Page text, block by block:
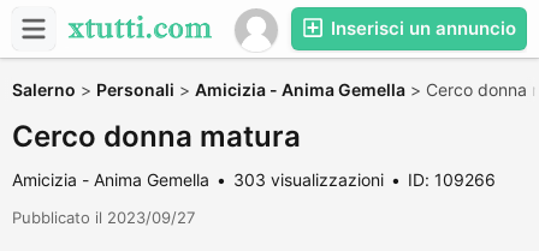
Inserisci un annuncio
Salerno > Personali > Amicizia - Anima Gemella > Cerco donna
Cerco donna matura
Amicizia - Anima Gemella 303 visualizzazioni ID: 109266
Pubblicato il 2023/09/27